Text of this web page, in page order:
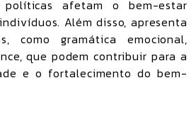
políticas afetam o bem-estar
Além disso, apresenta
como gramática emocional,
que podem contribuir para a
e o fortalecimento do bem-